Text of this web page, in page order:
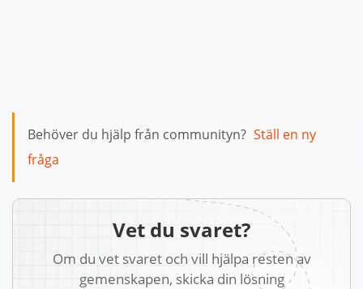
Behöver du hjälp från communityn? Ställ en ny
fråga
Vet du svaret?
Om du vet svaret och vill hjälpa resten av
gemenskapen, skicka din lösning